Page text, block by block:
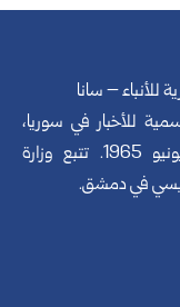
للأنباء – سانا
للأخبار في سوريا،
تأسست في 24 يونيو 1965. تتبع وزارة
في دمشق.